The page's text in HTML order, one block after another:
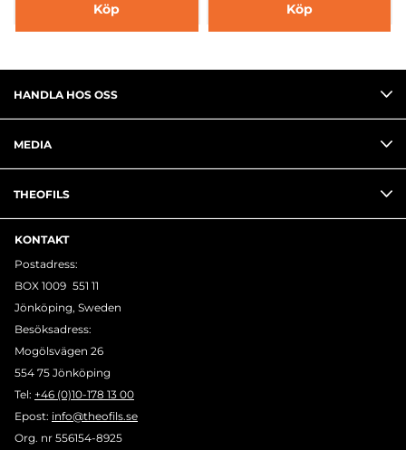
Köp Köp
HANDLA HOS OSS
MEDIA
THEOFILS
KONTAKT
Postadress:
BOX 1009 551 11
Jönköping, Sweden
Besöksadress:
Mogölsvägen 26
554 75 Jönköping
Tel: +46 (0)10-178 13 00
Epost: info@theofils.se
Org. nr 556154-8925